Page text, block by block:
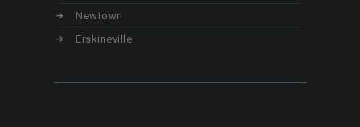
Newtown
Erskineville